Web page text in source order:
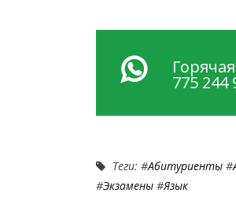
775 244
Теги: #Абитуриенты #
#Экзамены #Язык